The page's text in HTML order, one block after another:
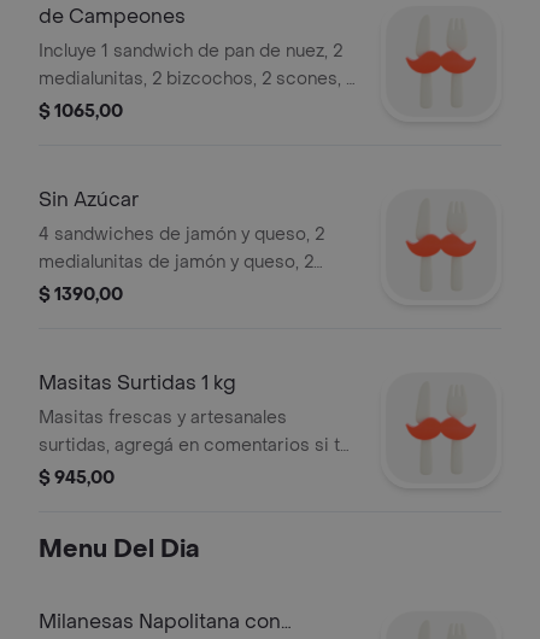
de Campeones
Incluye 1 sandwich de pan de nuez, 2
medialunitas, 2 bizcochos, 2 scones, 1
dip, 1 alfajor, 1 dulce, 1 bebida y 1 café
$ 1065,00
Sin Azúcar
4 sandwiches de jamón y queso, 2
medialunitas de jamón y queso, 2
bizcochos, 2 scones de queso, dip de
$ 1390,00
Masitas Surtidas 1 kg
Masitas frescas y artesanales
surtidas, agregá en comentarios si te
gustaría alguna en especial y si
$ 945,00
Menu Del Dia
Milanesas Napolitana con